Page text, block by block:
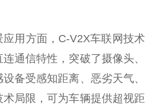
用方面，C-V2X车联网技术
通信特性，突破了摄像头、
备受感知距离、恶劣天气、
局限，可为车辆提供超视距